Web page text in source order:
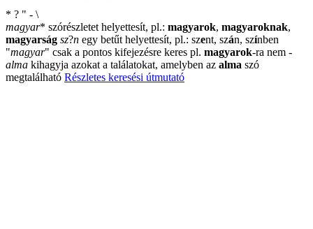
* ? " - \
magyar* szórészletet helyettesít, pl.: magyarok, magyaroknak,
magyarság sz?n egy betűt helyettesít, pl.: szent, szán, színben
"magyar" csak a pontos kifejezésre keres pl. magyarok-ra nem -
alma kihagyja azokat a találatokat, amelyben az alma szó
megtalálható Részletes keresési útmutató